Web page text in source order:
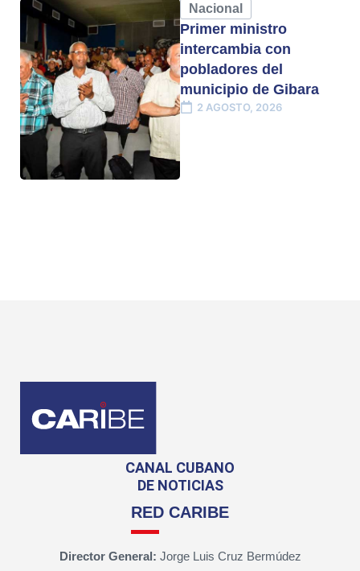
Nacional
Primer ministro
intercambia con
pobladores del
municipio de Gibara
2 AGOSTO, 2026
CANAL CUBANO
DE NOTICIAS
RED CARIBE
Director General: Jorge Luis Cruz Bermúdez